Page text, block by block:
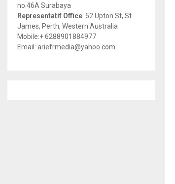
no.46A Surabaya
Representatif Office: 52 Upton St, St
James, Perth, Western Australia
Mobile:+ 6288901884977
Email: ariefrmedia@yahoo.com